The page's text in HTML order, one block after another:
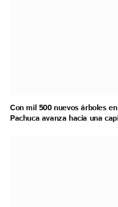
Con mil 500 nuevos árboles
Pachuca avanza hacia una